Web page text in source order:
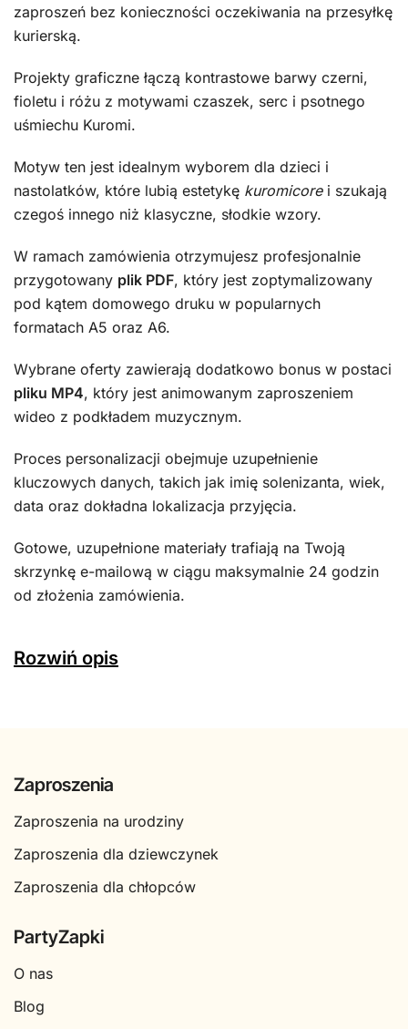
zaproszeń bez konieczności oczekiwania na przesyłkę
kurierską.
Projekty graficzne łączą kontrastowe barwy czerni,
fioletu i różu z motywami czaszek, serc i psotnego
uśmiechu Kuromi.
Motyw ten jest idealnym wyborem dla dzieci i
nastolatków, które lubią estetykę kuromicorei szukają
czegoś innego niż klasyczne, słodkie wzory.
W ramach zamówienia otrzymujesz profesjonalnie
przygotowany plik PDF, który jest zoptymalizowany
pod kątem domowego druku w popularnych
formatach A5 oraz A6.
Wybrane oferty zawierają dodatkowo bonus w postaci
pliku MP4, który jest animowanym zaproszeniem
wideo z podkładem muzycznym.
Proces personalizacji obejmuje uzupełnienie
kluczowych danych, takich jak imię solenizanta, wiek,
data oraz dokładna lokalizacja przyjęcia.
Gotowe, uzupełnione materiały trafiają na Twoją
skrzynkę e-mailową w ciągu maksymalnie 24 godzin
od złożenia zamówienia.
Rozwiń opis
Zaproszenia
Zaproszenia na urodziny
Zaproszenia dla dziewczynek
Zaproszenia dla chłopców
PartyZapki
O nas
Blog